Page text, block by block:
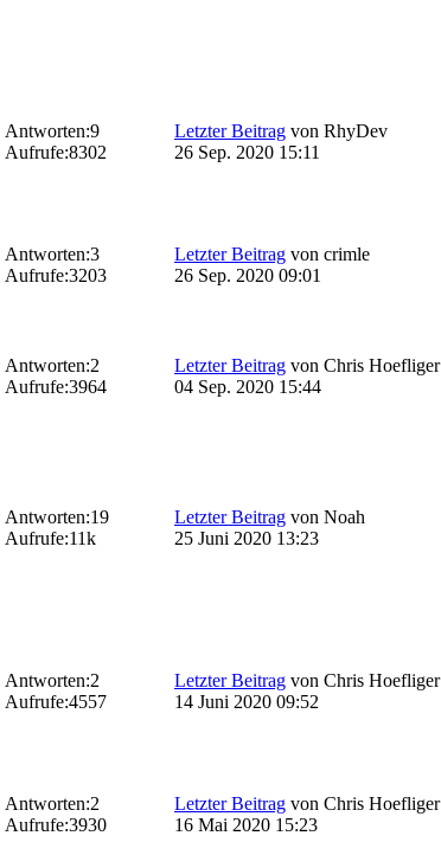
Antworten:9
Aufrufe:8302
Letzter Beitrag von RhyDev
26 Sep. 2020 15:11
Antworten:3
Aufrufe:3203
Letzter Beitrag von crimle
26 Sep. 2020 09:01
Antworten:2
Aufrufe:3964
Letzter Beitrag von Chris Hoefliger
04 Sep. 2020 15:44
Antworten:19
Aufrufe:11k
Letzter Beitrag von Noah
25 Juni 2020 13:23
Antworten:2
Aufrufe:4557
Letzter Beitrag von Chris Hoefliger
14 Juni 2020 09:52
Antworten:2
Aufrufe:3930
Letzter Beitrag von Chris Hoefliger
16 Mai 2020 15:23